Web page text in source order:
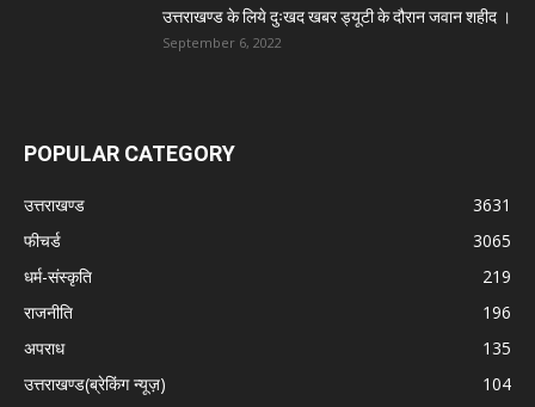
उत्तराखण्ड के लिये दुःखद खबर ड्यूटी के दौरान जवान शहीद ।
September 6, 2022
POPULAR CATEGORY
उत्तराखण्ड
3631
फीचर्ड
3065
धर्म-संस्कृति
219
राजनीति
196
अपराध
135
उत्तराखण्ड(ब्रेकिंग न्यूज़)
104